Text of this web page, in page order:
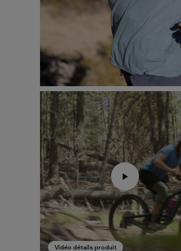
Vidéo détails produit